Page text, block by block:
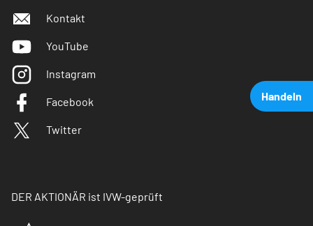
Handeln
Kontakt
YouTube
Instagram
Facebook
Twitter
DER AKTIONÄR ist IVW-geprüft